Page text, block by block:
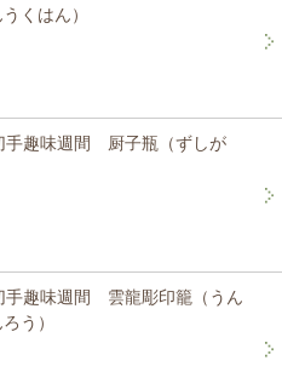
くはん）
手趣味週間 厨子瓶（ずしが
手趣味週間 雲龍彫印籠（うん
う）